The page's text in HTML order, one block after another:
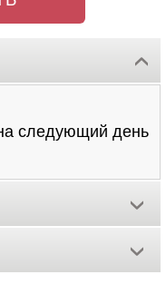
следующий день